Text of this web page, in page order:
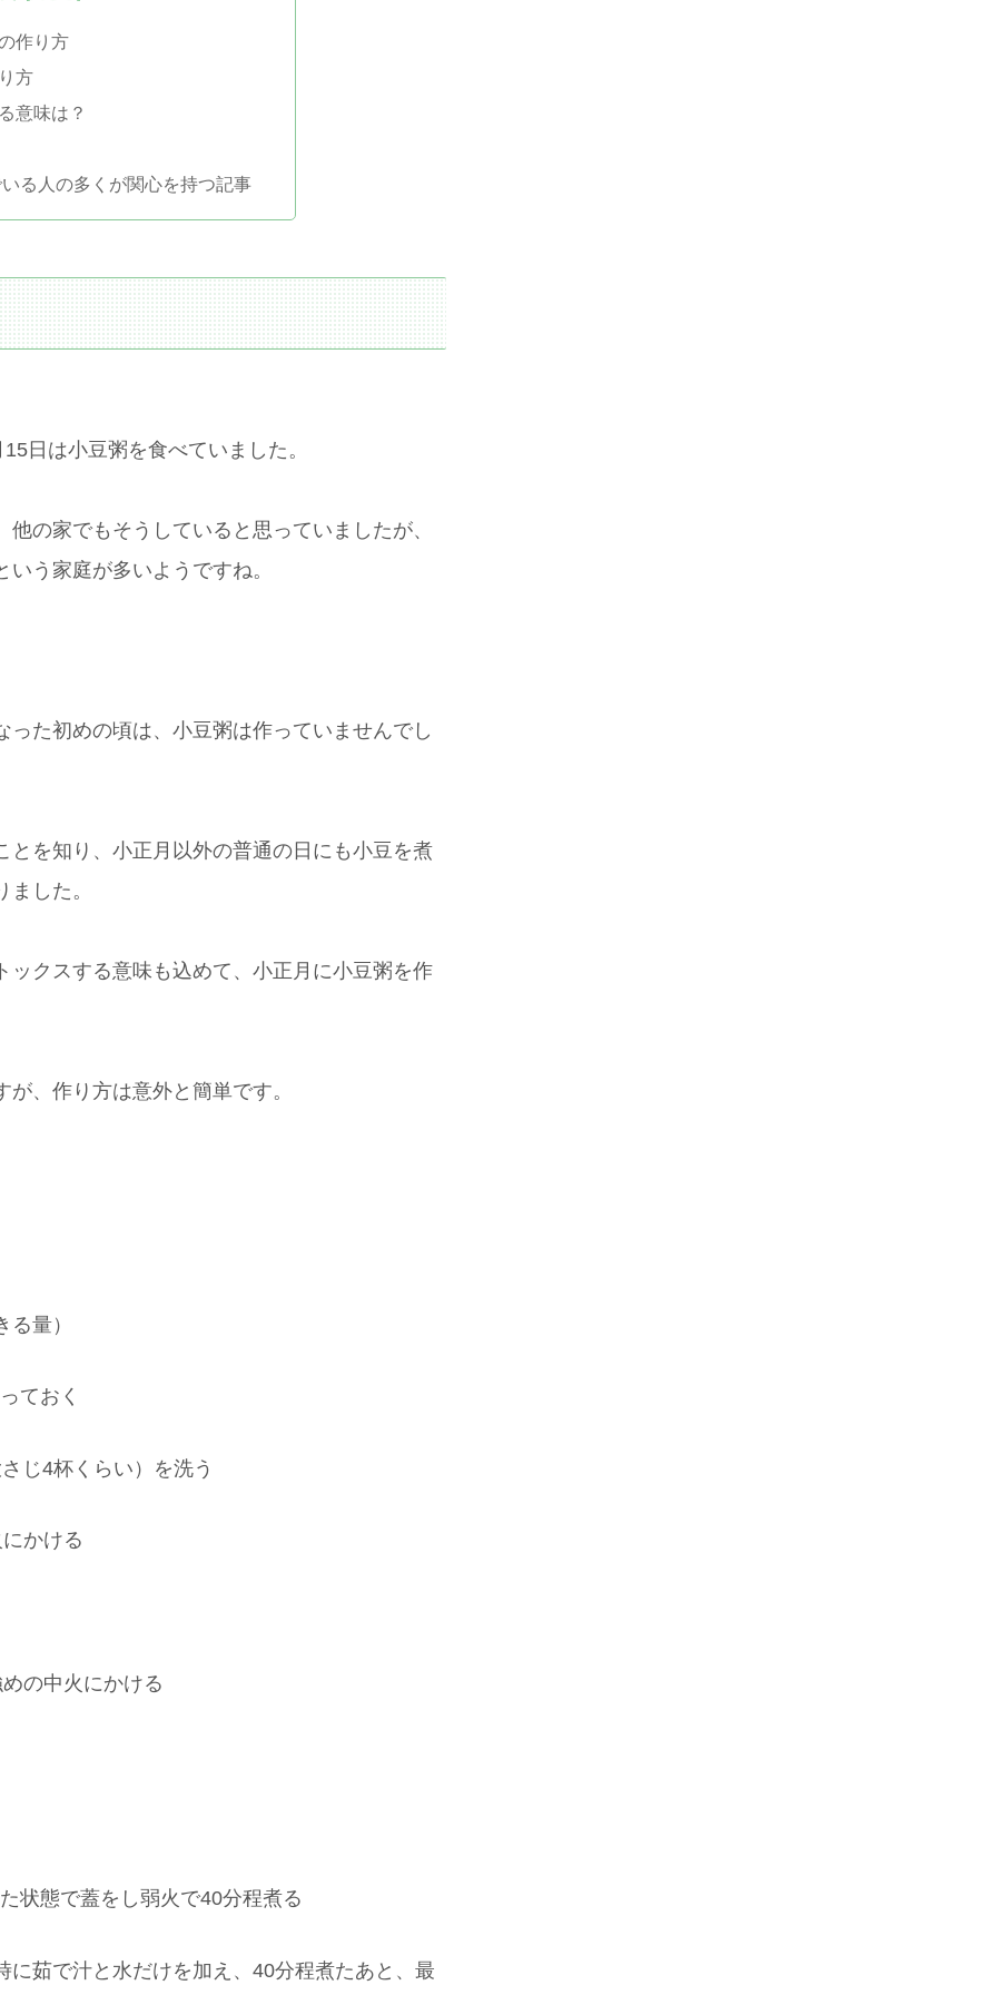
作り方
方
意味は？
る人の多くが関心を持つ記事
日は小豆粥を食べていました。
の家でもそうしていると思っていましたが、
う家庭が多いようですね。
た初めの頃は、小豆粥は作っていませんでし
を知り、小正月以外の普通の日にも小豆を煮
した。
クスする意味も込めて、小正月に小豆粥を作
、作り方は意外と簡単です。
量）
ておく
じ4杯くらい）を洗う
かける
の中火にかける
状態で蓋をし弱火で40分程煮る
茹で汁と水だけを加え、40分程煮たあと、最